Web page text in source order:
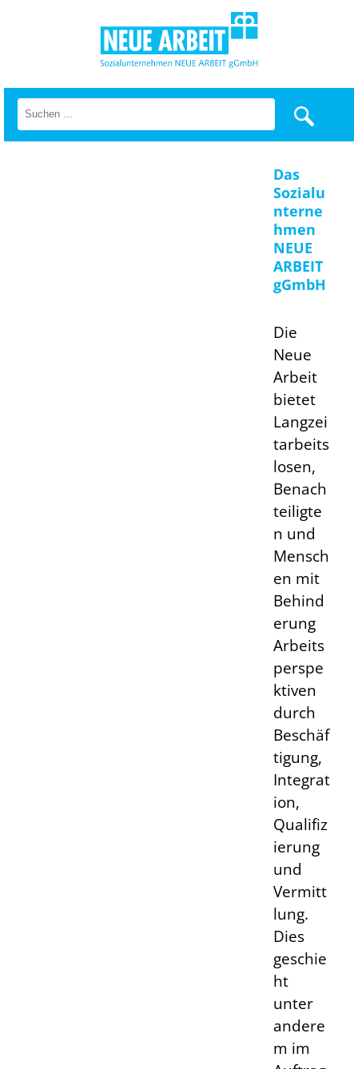
Das
Sozialu
nterne
hmen
NEUE
ARBEIT
gGmbH
Die
Neue
Arbeit
bietet
Langzei
tarbeits
losen,
Benach
teiligte
n und
Mensch
en mit
Behind
erung
Arbeits
perspe
ktiven
durch
Beschäf
tigung,
Integrat
ion,
Qualifiz
ierung
und
Vermitt
lung.
Dies
geschie
ht
unter
andere
m im